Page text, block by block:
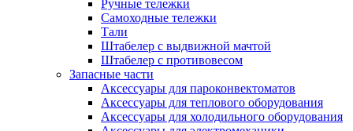
Ручные тележки
Самоходные тележки
Тали
Штабелер с выдвижной мачтой
Штабелер с противовесом
Запасные части
Аксессуары для пароконвектоматов
Аксессуары для теплового оборудования
Аксессуары для холодильного оборудования